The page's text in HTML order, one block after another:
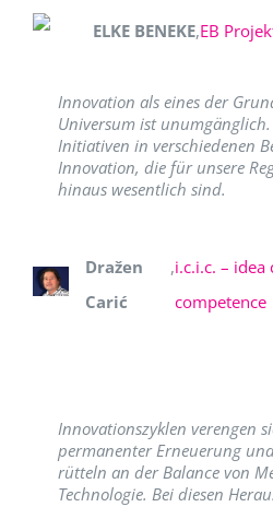
ELKE BENEKE,EB
Innovation als eines der
Universum ist
Initiativen in verschiedenen
Innovation, die für unsere
hinaus wesentlich sind.
Dražen
Carić
,i.c.i.c. –
competence
Innovationszyklen verengen
permanenter Erneuerung
rütteln an der Balance von
Technologie. Bei diesen